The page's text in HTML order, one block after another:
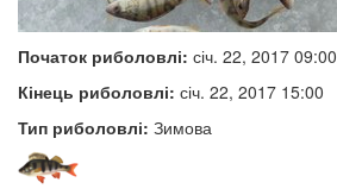
Початок риболовлі: січ. 22, 2017 09:00
Кінець риболовлі: січ. 22, 2017 15:00
Тип риболовлі: Зимова